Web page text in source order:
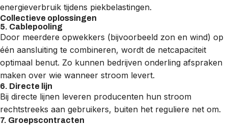
energieverbruik tijdens piekbelastingen.
Collectieve oplossingen
5. Cablepooling
Door meerdere opwekkers (bijvoorbeeld zon en wind) op
één aansluiting te combineren, wordt de netcapaciteit
optimaal benut. Zo kunnen bedrijven onderling afspraken
maken over wie wanneer stroom levert.
6. Directe lijn
Bij directe lijnen leveren producenten hun stroom
rechtstreeks aan gebruikers, buiten het reguliere net om.
7. Groepscontracten